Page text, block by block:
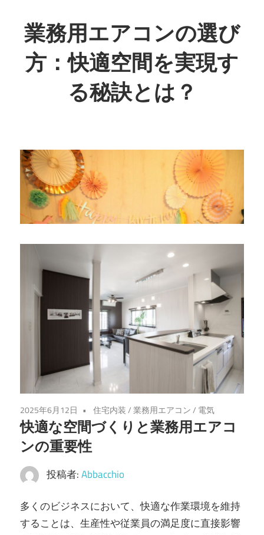
ン
テ
ン
ツ
プ
業務用エアコンの選び
方：快適空間を実現す
る秘訣とは？
な
空
間
を
実
な
た
の
ビ
ジ
ス
を
2025年6月12日 住宅内装/業務用エアコン/ 電気
快適な空間づくりと業務用エアコ
ンの重要性
投稿者:Abbacchio
多くのビジネスにおいて、快適な作業環境を維持
することは、生産性や従業員の満足度に直接影響